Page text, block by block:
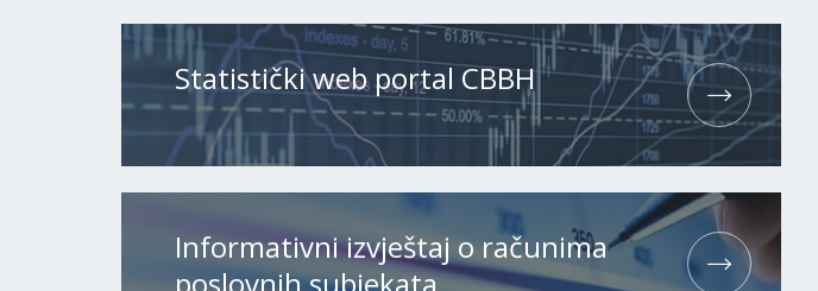
Statistički web portal CBBH
Informativni izvještaj o računima
poslovnih subjekata